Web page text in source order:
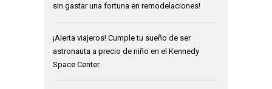
sin gastar una fortuna en remodelaciones!
¡Alerta viajeros! Cumple tu sueño de ser
astronauta a precio de niño en el Kennedy
Space Center